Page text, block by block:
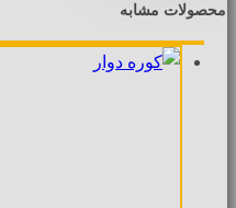
محصولات مشابه